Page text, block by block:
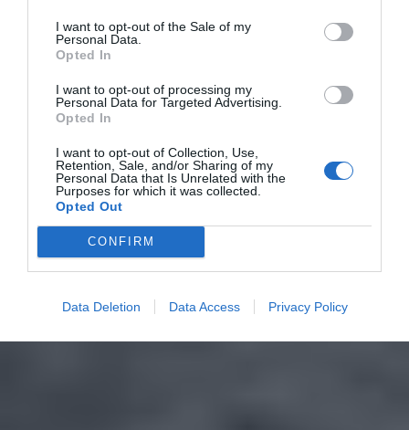
I want to opt-out of the Sale of my
Personal Data.
Opted In
I want to opt-out of processing my
Personal Data for Targeted Advertising.
Opted In
I want to opt-out of Collection, Use,
Retention, Sale, and/or Sharing of my
Personal Data that Is Unrelated with the
Purposes for which it was collected.
Opted Out
CONFIRM
Data Deletion Data Access Privacy Policy